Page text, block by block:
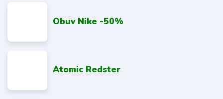
Obuv Nike -50%
Atomic Redster